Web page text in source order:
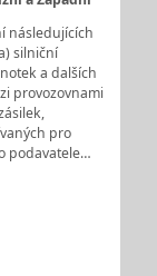
následujících
silniční
a dalších
provozovnami
pro
podavatele…